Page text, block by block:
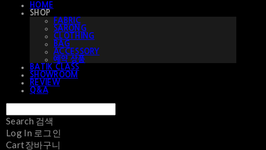
HOME
SHOP
FABRIC
SARONG
CLOTHING
BAG
ACCESSORY
예약 상품
BATIK CLASS
SHOWROOM
REVIEW
Q&A
Search 검색
Log In 로그인
Cart장바구니